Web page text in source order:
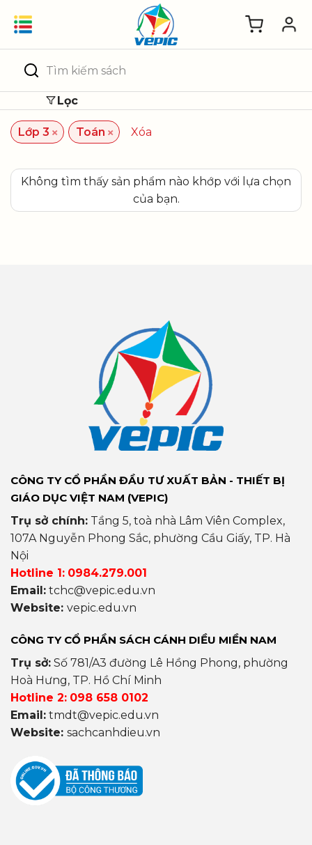
Tìm
kiếm:
Lọc
Lớp 3 × Toán × Xóa
Không tìm thấy sản phẩm nào khớp với lựa chọn
của bạn.
CÔNG TY CỔ PHẦN ĐẦU TƯ XUẤT BẢN - THIẾT BỊ
GIÁO DỤC VIỆT NAM (VEPIC)
Trụ sở chính: Tầng 5, toà nhà Lâm Viên Complex,
107A Nguyễn Phong Sắc, phường Cầu Giấy, TP. Hà
Nội
Hotline 1: 0984.279.001
Email: tchc@vepic.edu.vn
Website: vepic.edu.vn
CÔNG TY CỔ PHẦN SÁCH CÁNH DIỀU MIỀN NAM
Trụ sở: Số 781/A3 đường Lê Hồng Phong, phường
Hoà Hưng, TP. Hồ Chí Minh
Hotline 2: 098 658 0102
Email: tmdt@vepic.edu.vn
Website: sachcanhdieu.vn